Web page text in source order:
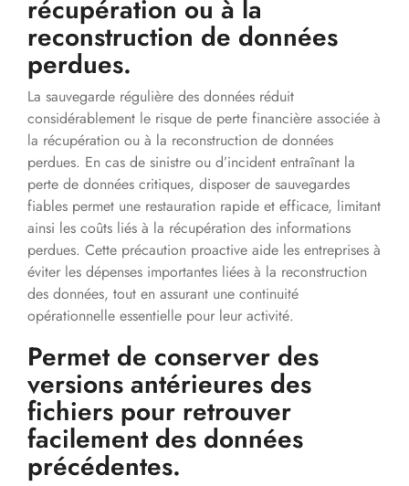
récupération ou à la
reconstruction de données
perdues.
La sauvegarde régulière des données réduit
considérablement le risque de perte financière associée à
la récupération ou à la reconstruction de données
perdues. En cas de sinistre ou d’incident entraînant la
perte de données critiques, disposer de sauvegardes
fiables permet une restauration rapide et efficace, limitant
ainsi les coûts liés à la récupération des informations
perdues. Cette précaution proactive aide les entreprises à
éviter les dépenses importantes liées à la reconstruction
des données, tout en assurant une continuité
opérationnelle essentielle pour leur activité.
Permet de conserver des
versions antérieures des
fichiers pour retrouver
facilement des données
précédentes.